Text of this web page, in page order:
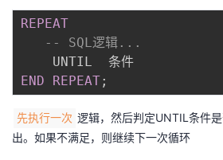
REPEAT
-- SQL逻辑...
END
REPEAT;
先执行一次 逻辑，然后判定UNTIL条件
出。如果不满足，则继续下一次循环